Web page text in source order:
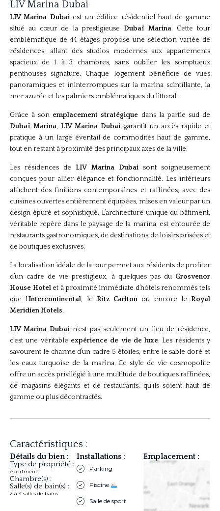
LIV Marina Dubai
LIV Marina Dubaiest un édifice résidentiel haut de gamme
situé au cœur de la prestigieuse Dubaï Marina. Cette tour
emblématique de 44 étages propose une sélection variée de
résidences, allant des studios modernes aux appartements
spacieux de 1 à 3 chambres, sans oublier les somptueux
penthouses signature. Chaque logement bénéficie de vues
panoramiques et ininterrompues sur la marina scintillante, la
mer azurée et les palmiers emblématiques du littoral.
Grâce à son emplacement stratégique dans la partie sud de
Dubaï Marina, LIV Marina Dubai garantit un accès rapide et
pratique à un large éventail de commodités haut de gamme,
tout en restant à proximité des principaux axes de la ville.
Les résidences deLIV Marina Dubaisont soigneusement
conçues pour allier élégance et fonctionnalité. Les intérieurs
affichent des finitions contemporaines et raffinées, avec des
cuisines ouvertes entièrement équipées, mises en valeur par un
design épuré et sophistiqué. L’architecture unique du bâtiment,
véritable repère dans le paysage de la marina, est entourée de
restaurants gastronomiques, de destinations de loisirs prisées et
de boutiques exclusives.
La localisation idéale de la tour permet aux résidents de profiter
d’un cadre de vie prestigieux, à quelques pas du Grosvenor
House Hotelet à proximité immédiate d’hôtels renommés tels
que l’Intercontinental, le Ritz Carlton ou encore le Royal
Meridien Hotels.
LIV Marina Dubai n’est pas seulement un lieu de résidence,
c’est une véritable expérience de vie de luxe. Les résidents y
savourent le charme d’un cadre 5 étoiles, entre le sable doré et
les eaux turquoise de la marina. Ce style de vie cosmopolite
offre un accès privilégié à une multitude de boutiques raffinées,
de magasins élégants et de restaurants, qu’ils soient haut de
gamme ou plus décontractés.
Caractéristiques :
Détails du bien :
Type de propriété :
Apartment
Chambre(s) :
Salle(s) de bain(s) :
2 à 4 salles de bains
Installations :
Parking
Piscine
Salle de sport
Emplacement :